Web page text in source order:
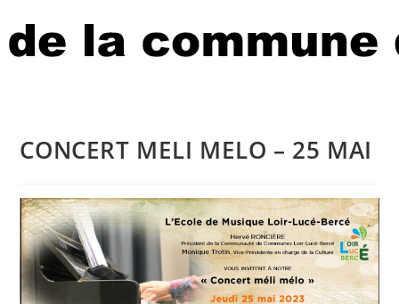
CONCERT MELI MELO – 25 MAI